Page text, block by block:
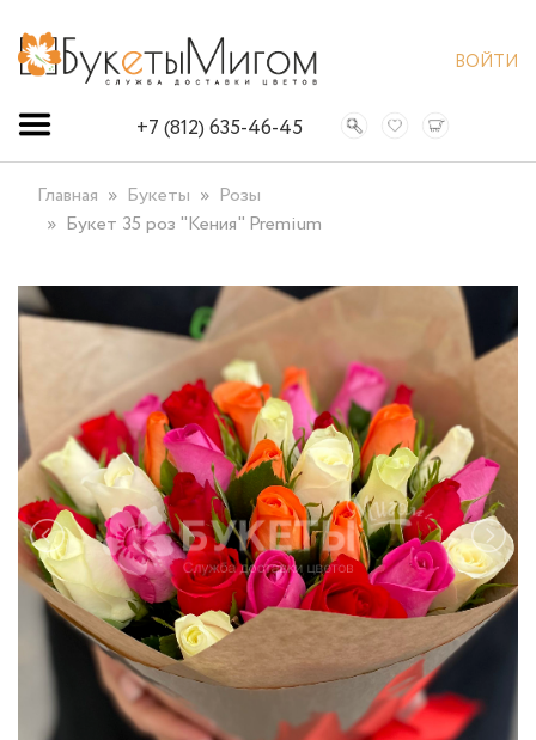
ВОЙТИ
+7 (812) 635-46-45
Главная Букеты
Розы
Букет 35 роз "Кения" Premium